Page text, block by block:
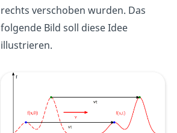
rechts verschoben wurden. Das
folgende Bild soll diese Idee
illustrieren.